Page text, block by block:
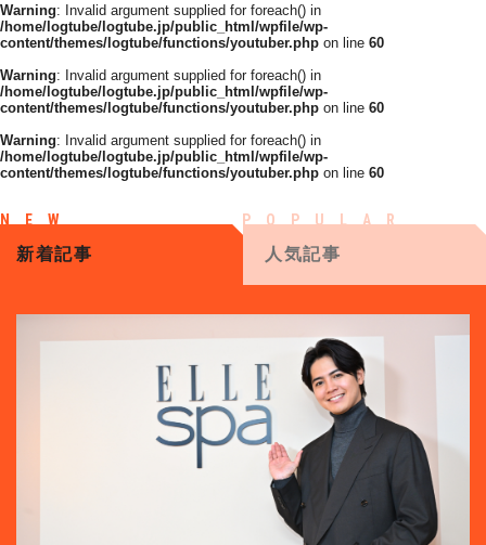
Warning: Invalid argument supplied for foreach() in
/home/logtube/logtube.jp/public_html/wpfile/wp-
content/themes/logtube/functions/youtuber.php on line 60
Warning: Invalid argument supplied for foreach() in
/home/logtube/logtube.jp/public_html/wpfile/wp-
content/themes/logtube/functions/youtuber.php on line 60
Warning: Invalid argument supplied for foreach() in
/home/logtube/logtube.jp/public_html/wpfile/wp-
content/themes/logtube/functions/youtuber.php on line 60
新着記事 人気記事